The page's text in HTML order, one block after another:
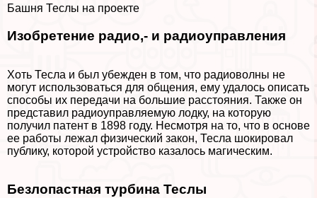
Башня Теслы на проекте
Изобретение радио,- и радиоуправления
Хоть Тесла и был убежден в том, что радиоволны не
могут использоваться для общения, ему удалось описать
способы их передачи на большие расстояния. Также он
представил радиоуправляемую лодку, на которую
получил патент в 1898 году. Несмотря на то, что в основе
ее работы лежал физический закон, Тесла шокировал
публику, которой устройство казалось магическим.
Безлопастная турбина Теслы